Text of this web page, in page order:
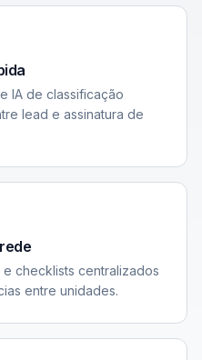
IA de classificação
lead e assinatura de
e checklists centralizados
entre unidades.